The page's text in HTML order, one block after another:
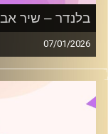
בלנדר – שיר
07/01/2026
מוזיקה רגועה
קרדיט תמונות: